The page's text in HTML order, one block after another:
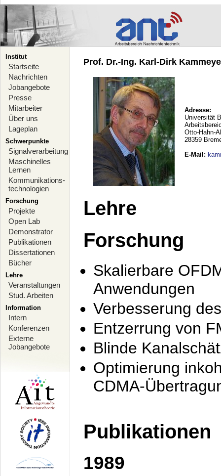
Institut
Startseite
Nachrichten
Jobangebote
Presse
Mitarbeiter
Über uns
Lageplan
Schwerpunkte
Signalverarbeitung
Maschinelles
Lernen
Kommunikations-
technologien
Forschung
Projekte
Open Lab
Demonstrator
Publikationen
Dissertationen
Bücher
Lehre
Veranstaltungen
Stud. Arbeiten
Information
Intern
Konferenzen
Externe
Jobangebote
Prof. Dr.-Ing. Karl-Dirk
Adresse:
Universität
Otto-Hahn-
28359
E-Mail :
Lehre
Forschung
Skalierbare
Anwendungen
Verbesserung
Entzerrung von
Blinde
Optimierung
CDMA-
Publikationen
1989